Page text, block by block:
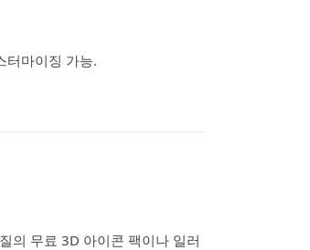
터마이징 가능.
의 무료 3D 아이콘 팩이나 일러